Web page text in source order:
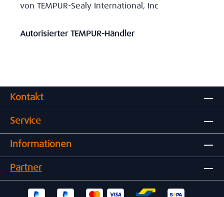
von TEMPUR-Sealy International, Inc
Autorisierter TEMPUR-Händler
Kontakt
Service
Informationen
Partner